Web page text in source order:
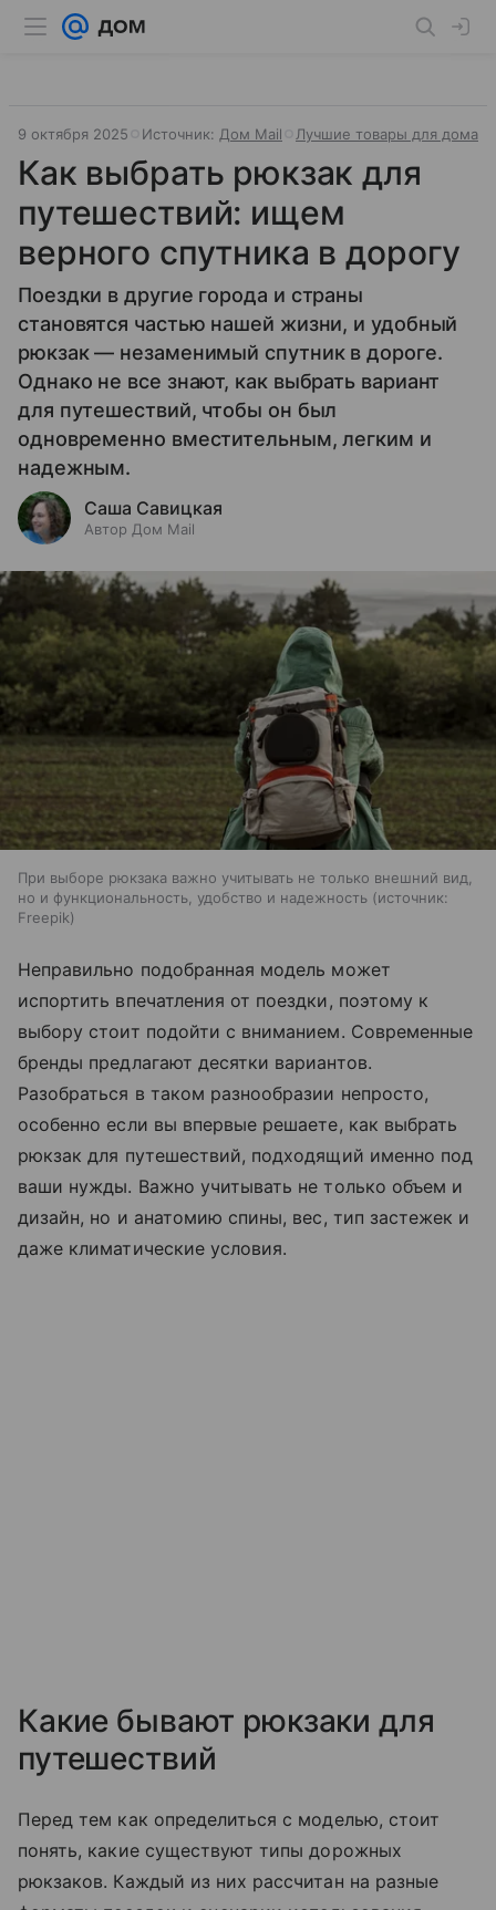
9 октября 2025 Источник: Дом Mail Лучшие товары для дома
Как выбрать рюкзак для
путешествий: ищем
верного спутника в дорогу
Поездки в другие города и страны
становятся частью нашей жизни, и удобный
рюкзак — незаменимый спутник в дороге.
Однако не все знают, как выбрать вариант
для путешествий, чтобы он был
одновременно вместительным, легким и
надежным.
Саша Савицкая
Автор Дом Mail
При выборе рюкзака важно учитывать не только внешний вид,
но и функциональность, удобство и надежность
источник:
Freepik
Неправильно подобранная модель может
испортить впечатления от поездки, поэтому к
выбору стоит подойти с вниманием. Современные
бренды предлагают десятки вариантов.
Разобраться в таком разнообразии непросто,
особенно если вы впервые решаете, как выбрать
рюкзак для путешествий, подходящий именно под
ваши нужды. Важно учитывать не только объем и
дизайн, но и анатомию спины, вес, тип застежек и
даже климатические условия.
Какие бывают рюкзаки для
путешествий
Перед тем как определиться с моделью, стоит
понять, какие существуют типы дорожных
рюкзаков. Каждый из них рассчитан на разные